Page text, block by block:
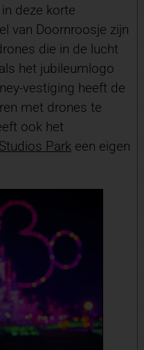
deze korte
van Doornroosje zijn
die in de lucht
het jubileumlogo
vestiging heeft de
met drones te
ook het
Parkeen eigen